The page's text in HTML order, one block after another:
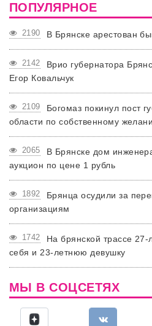
ПОПУЛЯРНОЕ
2190 В Брянске арестован
2142
Врио губернатора
Егор Ковальчук
2109
Богомаз покинул пост
области по собственному
2065
В Брянске дом
аукцион по цене 1 рубль
1892
Брянца осудили за
организациям
1742
На брянской трассе 27-
себя и 23-летнюю девушку
МЫ В СОЦСЕТЯХ